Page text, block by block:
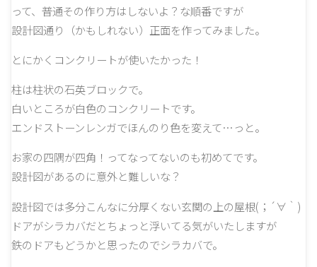
って、普通その作り方はしないよ？な順番ですが
設計図通り（かもしれない）正面を作ってみました。
とにかくコンクリートが使いたかった！
柱は柱状の石英ブロックで。
白いところが白色のコンクリートです。
エンドストーンレンガでほんのり色を変えて…っと。
お家の四隅が四角！ってなってないのも初めてです。
設計図があるのに意外と難しいな？
設計図では多分こんなに分厚くない玄関の上の屋根(；´∀｀)
ドアがシラカバだとちょっと浮いてる気がいたしますが
鉄のドアもどうかと思ったのでシラカバで。